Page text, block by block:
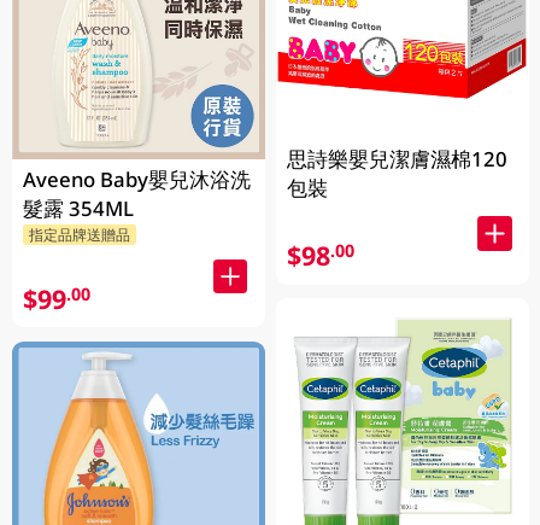
Aveeno Baby嬰兒沐浴洗
髮露 354ML
指定品牌送贈品
$99.00
思詩樂嬰兒潔膚濕棉120
包裝
$98.00